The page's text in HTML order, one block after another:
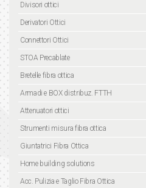
Divisori ottici
Derivatori Ottici
Connettori Ottici
STOA Precablate
Bretelle fibra ottica
Armadi e BOX distribuz. FTTH
Attenuatori ottici
Strumenti misura fibra ottica
Giuntatrici Fibra Ottica
Home building solutions
Acc. Pulizia e Taglio Fibra Ottica